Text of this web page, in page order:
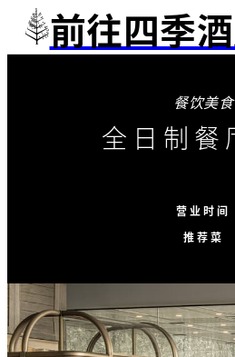
前往四季
餐饮美食
全日制餐
营业时间
推荐菜